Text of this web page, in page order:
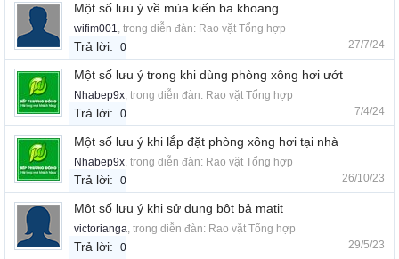
Một số lưu ý về mùa kiến ba khoang
wifim001, trong diễn đàn: Rao vặt Tổng hợp
Trả lời: 0 27/7/24
Một số lưu ý trong khi dùng phòng xông hơi ướt
Nhabep9x, trong diễn đàn: Rao vặt Tổng hợp
Trả lời: 0 7/4/24
Một số lưu ý khi lắp đặt phòng xông hơi tại nhà
Nhabep9x, trong diễn đàn: Rao vặt Tổng hợp
Trả lời: 0 26/10/23
Một số lưu ý khi sử dụng bột bả matit
victorianga, trong diễn đàn: Rao vặt Tổng hợp
Trả lời: 0 29/5/23